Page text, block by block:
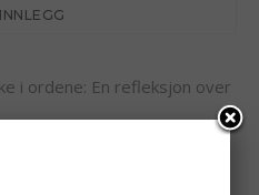
i ordene: En refleksjon over
Hitting Wives = Abuse